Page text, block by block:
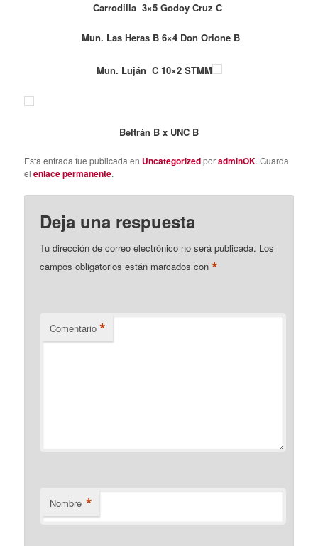
Carrodilla 3×5 Godoy Cruz C
Mun. Las Heras B 6×4 Don Orione B
Mun. Luján C 10×2 STMM
Beltrán B x UNC B
Esta entrada fue publicada en UncategorizedporadminOK. Guarda
elenlace permanente.
Deja una respuesta
Tu dirección de correo electrónico no será publicada. Los
campos obligatorios están marcados con*
Comentario *
Nombre *